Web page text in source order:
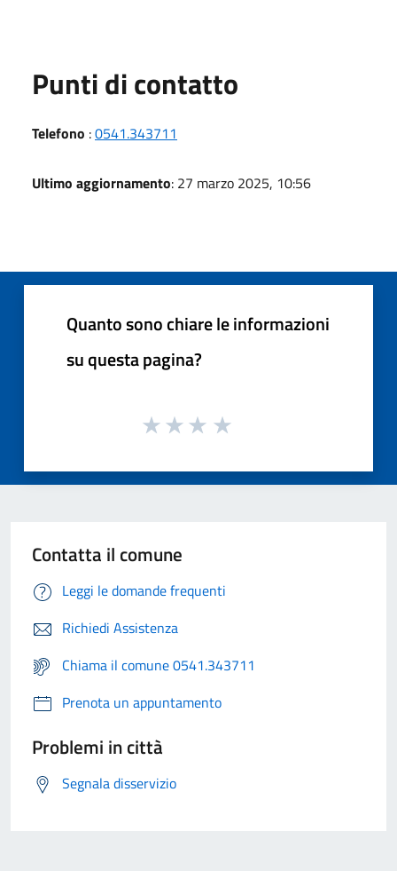
Punti di contatto
Telefono :0541.343711
Ultimo aggiornamento: 27 marzo 2025, 10:56
Quanto sono chiare le informazioni
su questa pagina?
Contatta il comune
Leggi le domande frequenti
Richiedi Assistenza
Chiama il comune 0541.343711
Prenota un appuntamento
Problemi in città
Segnala disservizio